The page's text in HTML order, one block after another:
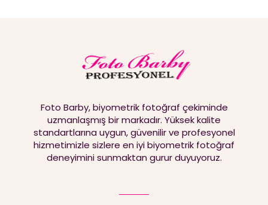
Foto Barby, biyometrik fotoğraf çekiminde
uzmanlaşmış bir markadır. Yüksek kalite
standartlarına uygun, güvenilir ve profesyonel
hizmetimizle sizlere en iyi biyometrik fotoğraf
deneyimini sunmaktan gurur duyuyoruz.